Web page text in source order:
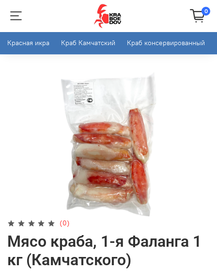
0
Красная икра Краб Камчатский Краб консервированный
(0)
Мясо краба, 1-я Фаланга 1
кг (Камчатского)